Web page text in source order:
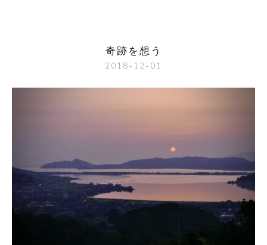
奇跡を想う
2018-12-01